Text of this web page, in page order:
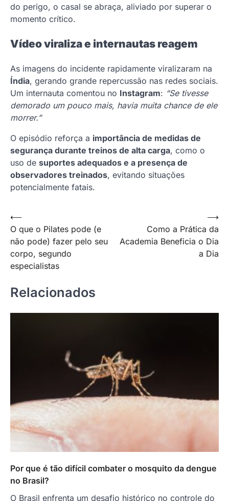
do perigo, o casal se abraça, aliviado por superar o
momento crítico.
Vídeo viraliza e internautas reagem
As imagens do incidente rapidamente viralizaram na
Índia, gerando grande repercussão nas redes sociais.
Um internauta comentou no Instagram: “Se tivesse
demorado um pouco mais, havia muita chance de ele
morrer.”
O episódio reforça a importância de medidas de
segurança durante treinos de alta carga, como o
uso de suportes adequados e a presença de
observadores treinados, evitando situações
potencialmente fatais.
Navegação
de
Post
⟵
O que o Pilates pode (e
não pode) fazer pelo seu
corpo, segundo
especialistas
Como a Prática da
Academia Beneficia o Dia
a Dia
⟶
Relacionados
Por que é tão difícil combater o mosquito da dengue
no Brasil?
O Brasil enfrenta um desafio histórico no controle do